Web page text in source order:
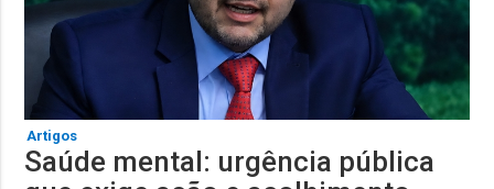
Artigos
Saúde mental: urgência pública